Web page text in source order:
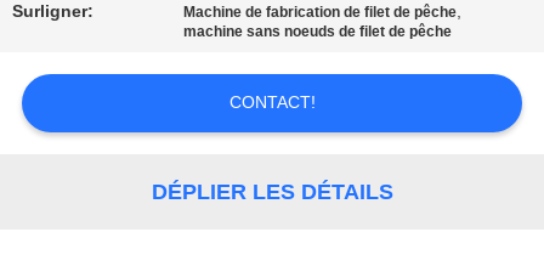
NOUS
CONTACTER
DEMANDEZ
Surligner: Machine de fabrication de filet de pêche,
machine sans noeuds de filet de pêche
CONTACT!
DÉPLIER LES DÉTAILS